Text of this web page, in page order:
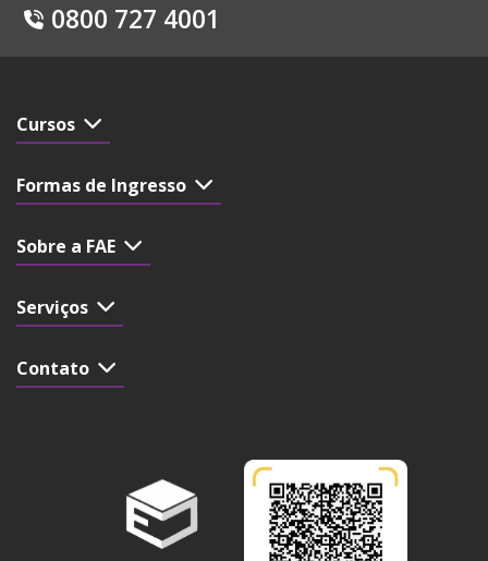
0800 727 4001
Cursos
Formas de Ingresso
Sobre a FAE
Serviços
Contato